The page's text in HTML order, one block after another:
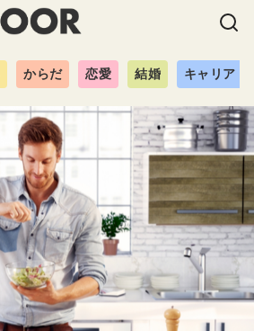
からだ 恋愛 結婚 キャリア